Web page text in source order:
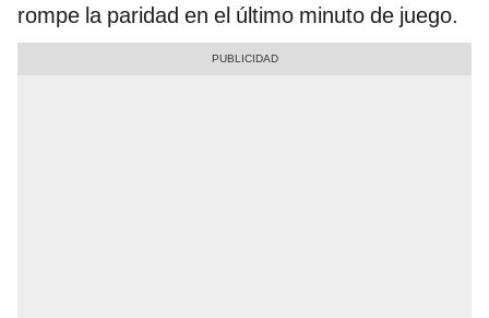
rompe la paridad en el último minuto de juego.